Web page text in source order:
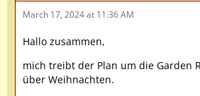
March 17, 2024 at 11:36 AM
Hallo zusammen,
mich treibt der Plan um die Garden
über Weihnachten.